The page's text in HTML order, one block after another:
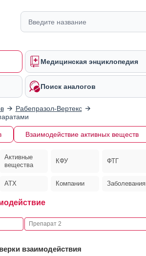
Медицинская энциклопедия
Поиск аналогов
Рабепразол-Вертекс
Взаимодействие активных веществ
Активные
вещества
КФУ ФТГ
АТХ Компании Заболевания
взаимодействия